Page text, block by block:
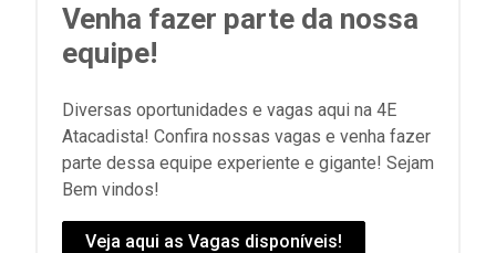
Venha fazer parte da nossa
equipe!
Diversas oportunidades e vagas aqui na 4E
Atacadista! Confira nossas vagas e venha fazer
parte dessa equipe experiente e gigante! Sejam
Bem vindos!
Veja aqui as Vagas disponíveis!